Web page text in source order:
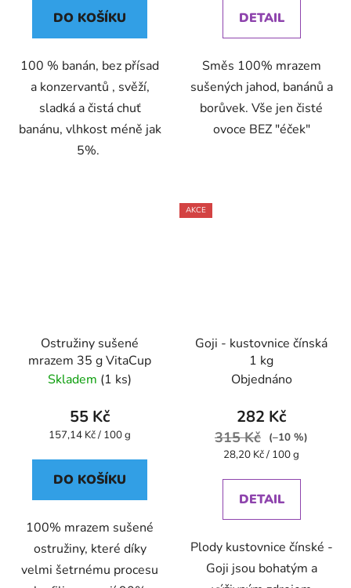
DO KOŠÍKU
100 % banán, bez přísad
a konzervantů , svěží,
sladká a čistá chuť
banánu, vlhkost méně jak
5%.
DETAIL
Směs 100% mrazem
sušených jahod, banánů a
borůvek. Vše jen čisté
ovoce BEZ "éček"
Ostružiny sušené
mrazem 35 g VitaCup
Skladem (1 ks)
55 Kč
Měrná
157,14 Kč / 100 g
DO KOŠÍKU
100% mrazem sušené
ostružiny, které díky
velmi šetrnému procesu
AKCE
Goji - kustovnice čínská
1 kg
Objednáno
282 Kč
315 Kč
(–10 %)
Měrná
28,20 Kč / 100 g
DETAIL
Plody kustovnice čínské -
Goji jsou bohatým a